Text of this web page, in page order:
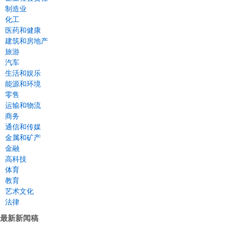
制造业
化工
医药和健康
建筑和房地产
旅游
汽车
生活和娱乐
能源和环境
零售
运输和物流
商务
通信和传媒
金属和矿产
金融
高科技
体育
教育
艺术文化
法律
最新新闻稿